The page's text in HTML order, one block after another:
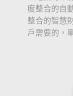
度整合的自
整合的智慧
戶需要的，